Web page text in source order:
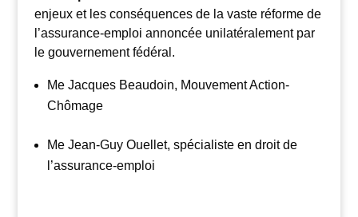
enjeux et les conséquences de la vaste réforme de
l’assurance-emploi annoncée unilatéralement par
le gouvernement fédéral.
Me Jacques Beaudoin, Mouvement Action-
Chômage
Me Jean-Guy Ouellet, spécialiste en droit de
l’assurance-emploi